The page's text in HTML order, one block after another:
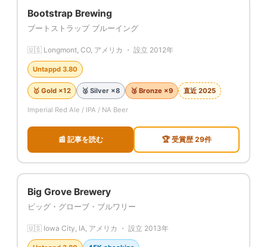
Bootstrap Brewing
ブートストラップ ブルーイング
🇺🇸 Longmont, CO, アメリカ ・ 設立 2012年
Untappd 3.80
🥇 Gold ×12 🥈 Silver ×8 🥉 Bronze ×9 直近 2025
Imperial Red Ale / IPA / NA Beer
📰 記事を読む 🏆 受賞歴 29件
Big Grove Brewery
ビッグ・グローブ・ブルワリー
🇺🇸 Iowa City, IA, アメリカ ・ 設立 2013年